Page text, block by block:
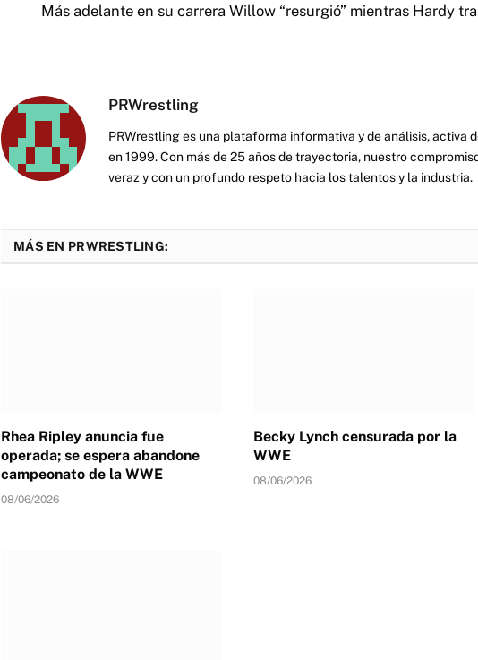
Más adelante en su carrera Willow “resurgió” mientras Hardy
PRWrestling
PRWrestling es una plataforma informativa y de análisis, activa
en 1999. Con más de 25 años de trayectoria, nuestro
veraz y con un profundo respeto hacia los talentos y la industria.
MÁS EN PRWRESTLING:
Rhea Ripley anuncia fue
operada; se espera abandone
campeonato de la WWE
08/06/2026
Becky Lynch censurada por la
WWE
08/06/2026